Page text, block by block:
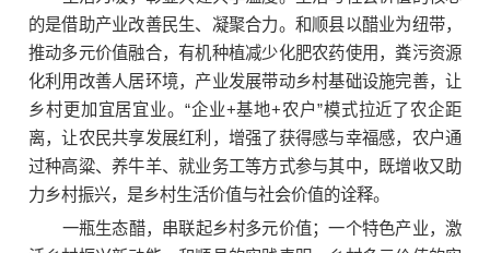
的是借助产业改善民生、凝聚合力。和顺县以醋业为纽带，
推动多元价值融合，有机种植减少化肥农药使用，粪污资源
化利用改善人居环境，产业发展带动乡村基础设施完善，让
乡村更加宜居宜业。“企业+基地+农户”模式拉近了农企距
离，让农民共享发展红利，增强了获得感与幸福感，农户通
过种高粱、养牛羊、就业务工等方式参与其中，既增收又助
力乡村振兴，是乡村生活价值与社会价值的诠释。
一瓶生态醋，串联起乡村多元价值；一个特色产业，激